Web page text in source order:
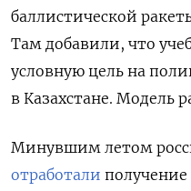
баллистической
Там добавили, что
условную цель на
в Казахстане. Модель
Минувшим летом
отработали